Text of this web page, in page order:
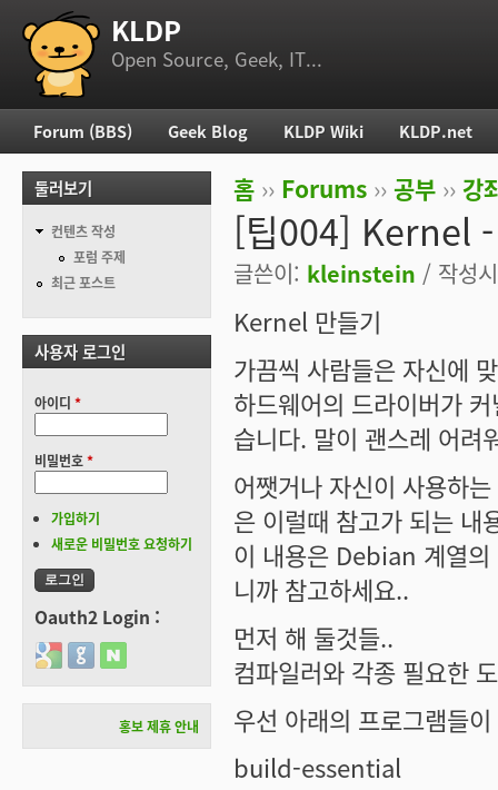
부 메뉴 KLDP
Open Source, Geek, IT...
현재 위치
홈 ›› Forums ›› 공부 ›› 강
[팁004] Kernel
글쓴이: kleinstein / 작성
Kernel 만들기
가끔씩 사람들은 자신에
하드웨어의 드라이버가
습니다. 말이 괜스레 어려
어쨋거나 자신이 사용하
은 이럴때 참고가 되는 내
이 내용은 Debian 계열
니까 참고하세요..
먼저 해 둘것들..
컴파일러와 각종 필요한
우선 아래의 프로그램들
build-essential
주 메뉴
Forum (BBS) Geek Blog KLDP Wiki KLDP.net
둘러보기
컨텐츠 작성
포럼 주제
최근 포스트
사용자 로그인
아이디 *
비밀번호*
가입하기
새로운 비밀번호 요청하기
Oauth2 Login :
Login with Google
Login with GitHub
Login with Naver
홍보 제휴 안내